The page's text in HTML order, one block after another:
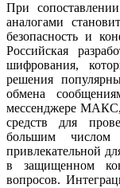
При
аналогами
безопасность и
Российская
шифрования,
решения
обмена
мессенджере МАКС,
средств для
большим числом
привлекательной
в защищенном
вопросов.